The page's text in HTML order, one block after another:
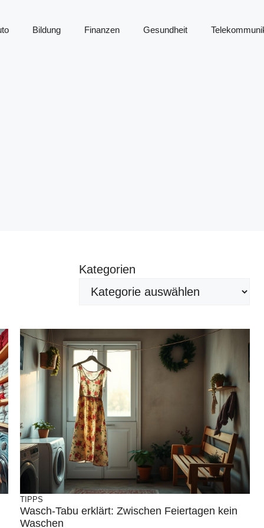
Bildung Finanzen Gesundheit
Kategorien
TIPPS
Wasch-Tabu erklärt: Zwischen Feiertagen kein
Waschen